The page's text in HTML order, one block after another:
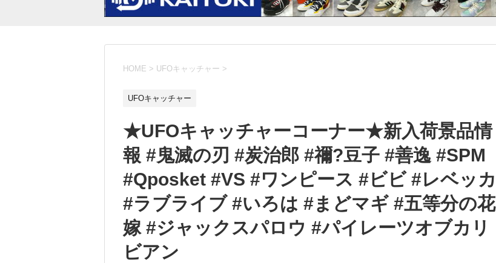
HOME > UFOキャッチャー >
UFOキャッチャー
★UFOキャッチャーコーナー★新入荷景品情
報 #鬼滅の刃 #炭治郎 #禰?豆子 #善逸 #SPM
#Qposket #VS #ワンピース #ビビ #レベッカ
#ラブライブ #いろは #まどマギ #五等分の花
嫁 #ジャックスパロウ #パイレーツオブカリ
ビアン